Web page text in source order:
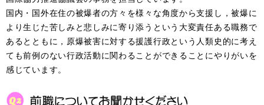
国内・国外在住の被爆者の方々を様々な角度から支援し，被爆に
より生じた苦しみと悲しみに寄り添うという大変責任ある職務で
あるとともに，原爆被害に対する援護行政という人類史的に考え
ても前例のない行政活動に関わることができることにやりがいを
感じています。